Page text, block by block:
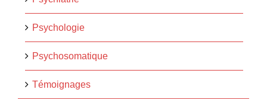
Psychologie
Psychosomatique
Témoignages